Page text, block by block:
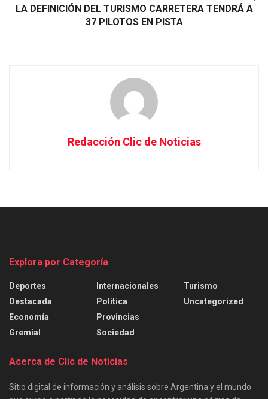
LA DEFINICIÓN DEL TURISMO CARRETERA TENDRÁ A
37 PILOTOS EN PISTA
Redacción Clic de Noticias
Explora por Categoría
Deportes
Destacada
Economía
Gremial
Internacionales
Política
Provincias
Sociedad
Turismo
Uncategorized
Acerca de Clic de Noticias
Sitio digital de información y análisis sobre Argentina y el mundo